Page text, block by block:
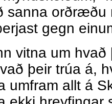
sanna orðræðu
gegn
vitna um hvað
þeir trúa á,
umfram allt á